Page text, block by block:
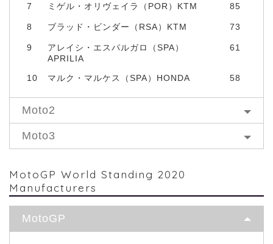
7 ミゲル・オリヴェイラ（POR）KTM 85
8 ブラッド・ビンダー（RSA）KTM 73
9
アレイシ・エスパルガロ（SPA）
APRILIA
61
10 マルク・マルケス（SPA）HONDA 58
Moto2
Moto3
MotoGP World Standing 2020
Manufacturers
MotoGP